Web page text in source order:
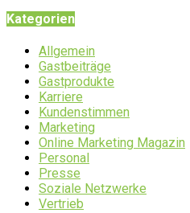
Kategorien
Allgemein
Gastbeiträge
Gastprodukte
Karriere
Kundenstimmen
Marketing
Online Marketing Magazin
Personal
Presse
Soziale Netzwerke
Vertrieb